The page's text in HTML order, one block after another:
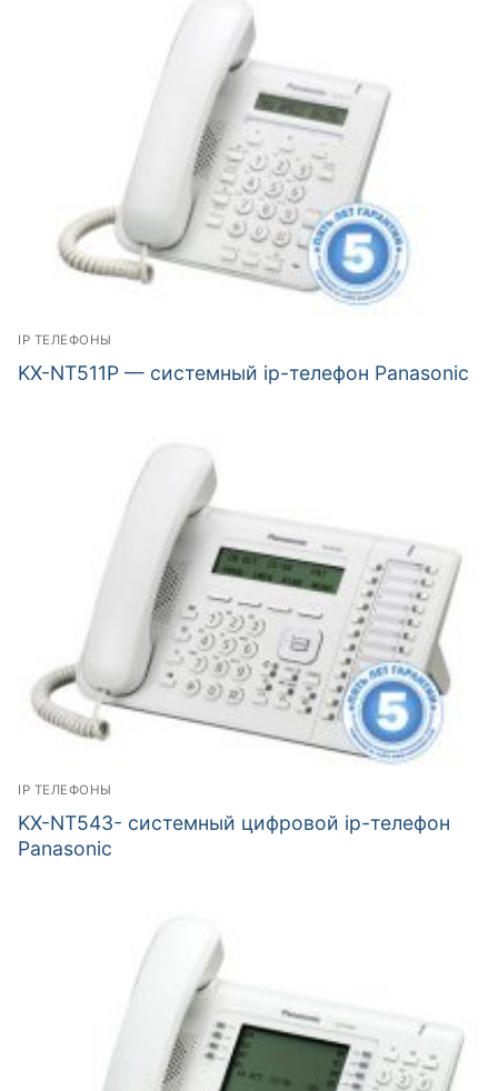
IP ТЕЛЕФОНЫ
KX-NT511P — системный ip-телефон Panasonic
IP ТЕЛЕФОНЫ
KX-NT543- системный цифровой ip-телефон
Panasonic